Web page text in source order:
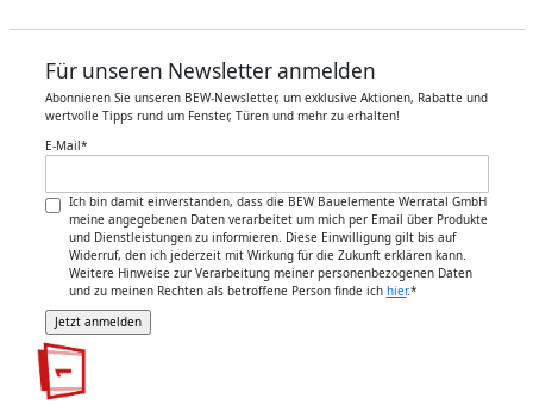
Für unseren Newsletter anmelden
Abonnieren Sie unseren BEW-Newsletter, um exklusive Aktionen, Rabatte und
wertvolle Tipps rund um Fenster, Türen und mehr zu erhalten!
E-Mail*
Ich bin damit einverstanden, dass die BEW Bauelemente Werratal GmbH
meine angegebenen Daten verarbeitet um mich per Email über Produkte
und Dienstleistungen zu informieren. Diese Einwilligung gilt bis auf
Widerruf, den ich jederzeit mit Wirkung für die Zukunft erklären kann.
Weitere Hinweise zur Verarbeitung meiner personenbezogenen Daten
und zu meinen Rechten als betroffene Person finde ich hier.*